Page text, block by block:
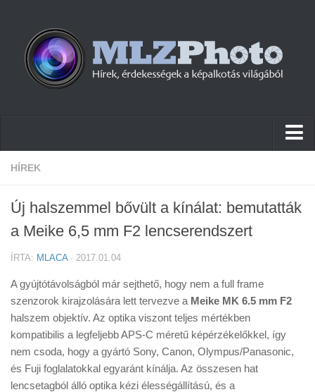
Hírek
Cikkek
Tudástár
Tanácsok
Érdekességek
Helyszíni Riport
HÍREK
Új halszemmel bővült a kínálat: bemutatták
a Meike 6,5 mm F2 lencserendszert
ÍRTA: MLACA· 2017.01.04
A gyújtótávolságból már sejthető, hogy nem a full frame
szenzorok kirajzolására lett tervezve a Meike MK 6.5 mm F2
halszem objektív. Az optika viszont teljes mértékben
kompatibilis a legfeljebb APS-C méretű képérzékelőkkel, így
nem csoda, hogy a gyártó Sony, Canon, Olympus/Panasonic,
és Fuji foglalatokkal egyaránt kínálja. Az összesen hat
lencsetagból álló optika kézi élességállítású, és a